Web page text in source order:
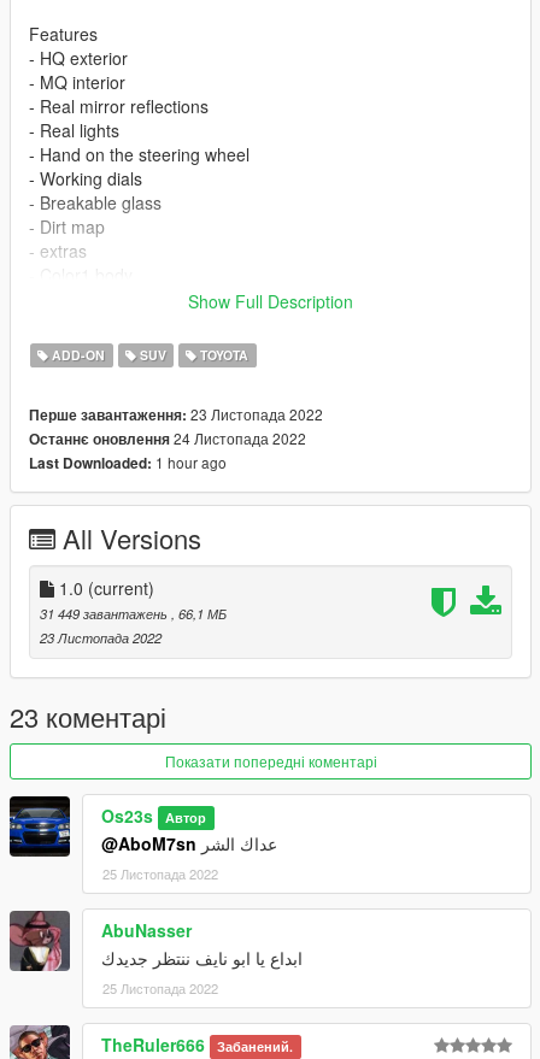
Features
- HQ exterior
- MQ interior
- Real mirror reflections
- Real lights
- Hand on the steering wheel
- Working dials
- Breakable glass
- Dirt map
- extras
You are not allowed to repost it on other platforms without
permission.
ADD ON
1）Go to GTAV\mods\update\update.rpf\common\data
2）Extract dlclist.xml and add this line
dlcpacks:\vxr16\
called vxr16 add the included dlc.rpf file
SPAWN vxr16
Show Full Description
ADD-ON SUV TOYOTA
Перше завантаження: 23 Листопада 2022
Останнє оновлення24 Листопада 2022
Last Downloaded: 1 hour ago
All Versions
1.0 (current)
31 449 завантажень
, 66,1 МБ
23 Листопада 2022
23 коментарі
Показати попередні коментарі
Os23s Автор
@AboM7sn عداك الشر
25 Листопада 2022
AbuNasser
ابداع يا ابو نايف ننتظر جديدك
25 Листопада 2022
TheRuler666 Забанений.